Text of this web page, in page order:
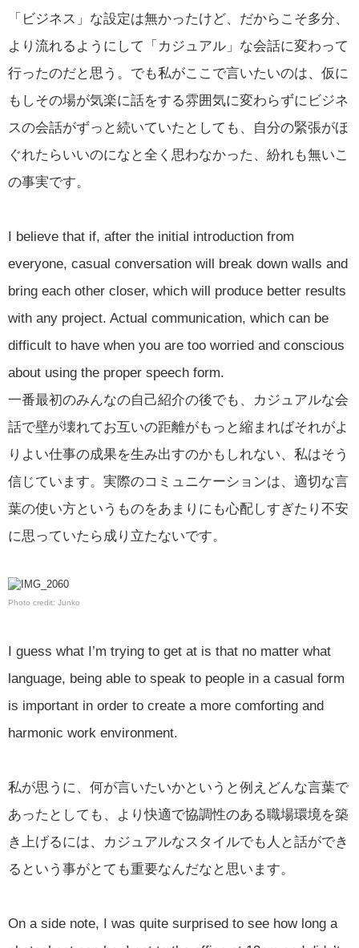
「ビジネス」な設定は無かったけど、だからこそ多分、
より流れるようにして「カジュアル」な会話に変わって
行ったのだと思う。でも私がここで言いたいのは、仮に
もしその場が気楽に話をする雰囲気に変わらずにビジネ
スの会話がずっと続いていたとしても、自分の緊張がほ
ぐれたらいいのになと全く思わなかった、紛れも無いこ
の事実です。
I believe that if, after the initial introduction from
everyone, casual conversation will break down walls and
bring each other closer, which will produce better results
with any project. Actual communication, which can be
difficult to have when you are too worried and conscious
about using the proper speech form.
一番最初のみんなの自己紹介の後でも、カジュアルな会
話で壁が壊れてお互いの距離がもっと縮まればそれがよ
りよい仕事の成果を生み出すのかもしれない、私はそう
信じています。実際のコミュニケーションは、適切な言
葉の使い方というものをあまりにも心配しすぎたり不安
に思っていたら成り立たないです。
Photo credit: Junko
I guess what I’m trying to get at is that no matter what
language, being able to speak to people in a casual form
is important in order to create a more comforting and
harmonic work environment.
私が思うに、何が言いたいかというと例えどんな言葉で
あったとしても、より快適で協調性のある職場環境を築
き上げるには、カジュアルなスタイルでも人と話ができ
るという事がとても重要なんだなと思います。
On a side note, I was quite surprised to see how long a